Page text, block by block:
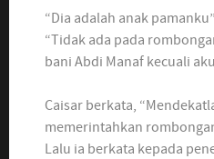
“Dia adalah anak
“Tidak ada pada
bani Abdi Manaf kecuali
Caisar berkata,
memerintahkan
Lalu ia berkata kepada